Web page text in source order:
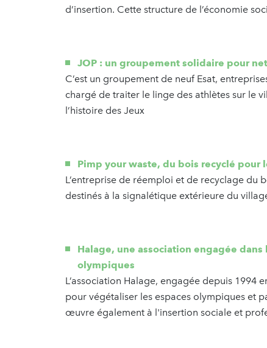
d’insertion. Cette structure de l’économie
JOP : un groupement solidaire pour
C’est un groupement de neuf Esat,
chargé de traiter le linge des athlètes sur le
l’histoire des Jeux
Pimp your waste, du bois recyclé pour
L’entreprise de réemploi et de recyclage du
destinés à la signalétique extérieure du
Halage, une association engagée
olympiques
L’association Halage, engagée depuis 1994
pour végétaliser les espaces olympiques et
œuvre également à l'insertion sociale et